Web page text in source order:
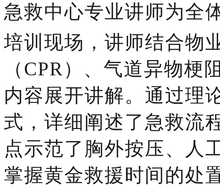
急救中心专业讲师为全
培训现场，讲师结合物
（ CPR）、气道异物梗
内容展开讲解。通过理
式，详细阐述了急救流
点示范了胸外按压、人
掌握黄金救援时间的处